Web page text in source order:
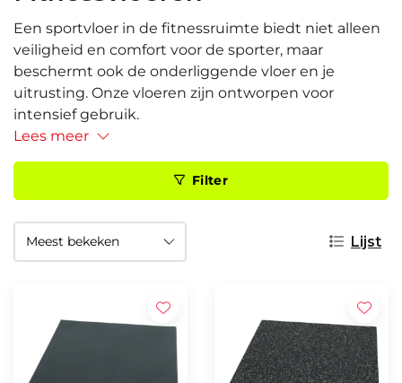
Een sportvloer in de fitnessruimte biedt niet alleen
veiligheid en comfort voor de sporter, maar
beschermt ook de onderliggende vloer en je
uitrusting. Onze vloeren zijn ontworpen voor
intensief gebruik.
Lees meer
Filter
Lijst